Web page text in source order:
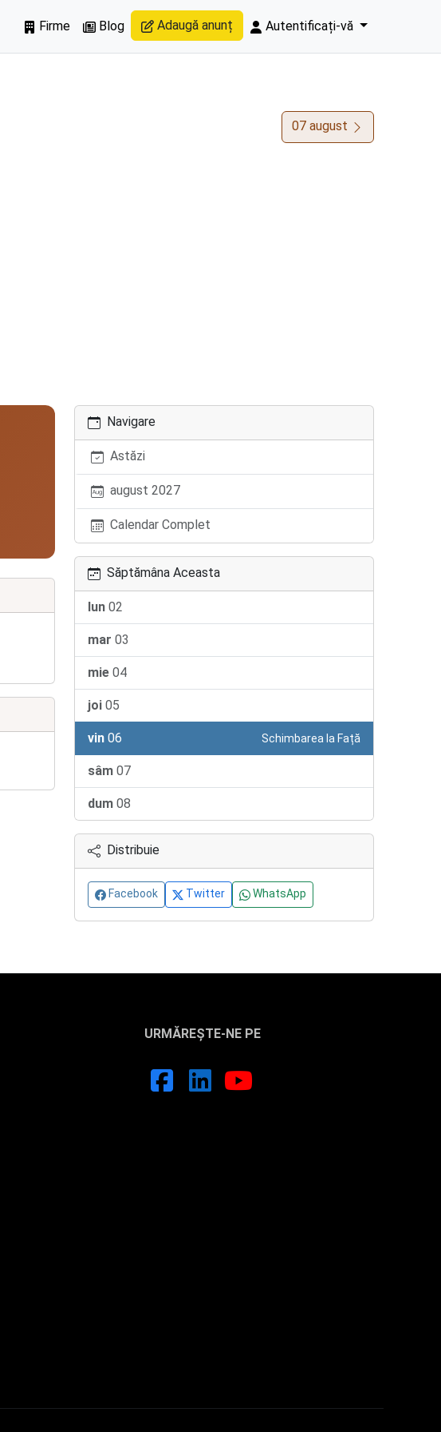
Firme
Blog Adaugă anunț Autentificați-vă
07 august
Navigare
Astăzi
august 2027
Calendar Complet
Săptămâna Aceasta
lun 02
mar 03
mie 04
joi 05
vin 06 Schimbarea la Față
sâm 07
dum 08
Distribuie
Facebook Twitter WhatsApp
URMĂREȘTE-NE PE